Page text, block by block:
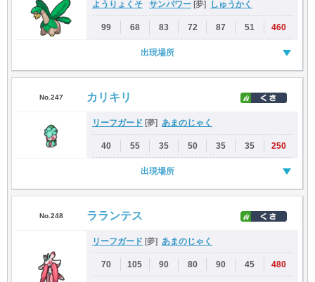
ようりょくそ サンパワー [夢] しゅうかく
99 68 83 72 87 51 460
出現場所
No.247 カリキリ
リーフガード [夢] あまのじゃく
40 55 35 50 35 35 250
出現場所
No.248 ラランテス
リーフガード [夢] あまのじゃく
70 105 90 80 90 45 480